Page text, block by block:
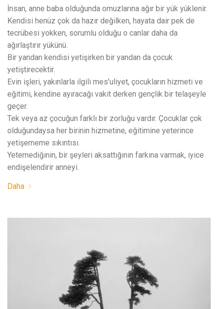
İnsan, anne baba olduğunda omuzlarına ağır bir yük yüklenir.
Kendisi henüz çok da hazır değilken, hayata dair pek de
tecrübesi yokken, sorumlu olduğu o canlar daha da
ağırlaştırır yükünü.
Bir yandan kendisi yetişirken bir yandan da çocuk
yetiştirecektir.
Evin işleri, yakınlarla ilgili mes’uliyet, çocukların hizmeti ve
eğitimi, kendine ayıracağı vakit derken gençlik bir telaşeyle
geçer.
Tek veya az çocuğun farklı bir zorluğu vardır. Çocuklar çok
olduğundaysa her birinin hizmetine, eğitimine yeterince
yetişememe sıkıntısı.
Yetemediğinin, bir şeyleri aksattığının farkına varmak, iyice
endişelendirir anneyi.
Daha